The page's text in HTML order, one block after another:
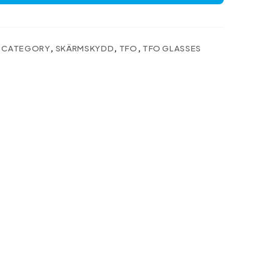
CATEGORY, SKÄRMSKYDD, TFO , TFO GLASSES